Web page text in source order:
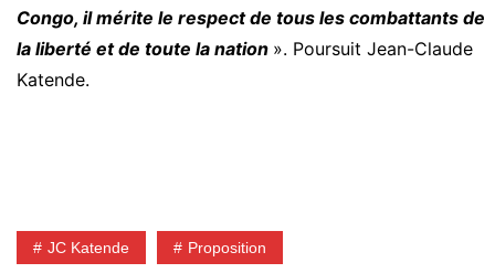
Congo, il mérite le respect de tous les combattants de
la liberté et de toute la nation ». Poursuit Jean-Claude
Katende.
JC Katende Proposition